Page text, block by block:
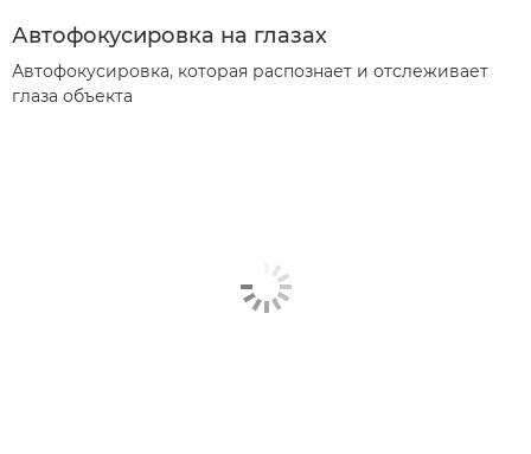
Автофокусировка на глазах
Автофокусировка, которая распознает и отслеживает
глаза объекта